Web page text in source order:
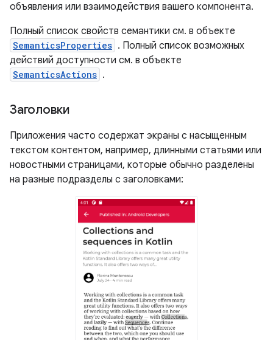
объявления или взаимодействия вашего компонента.
Полный список свойств семантики см. в объекте
SemanticsProperties . Полный список возможных
действий доступности см. в объекте
SemanticsActions .
Заголовки
Приложения часто содержат экраны с насыщенным
текстом контентом, например, длинными статьями или
новостными страницами, которые обычно разделены
на разные подразделы с заголовками: